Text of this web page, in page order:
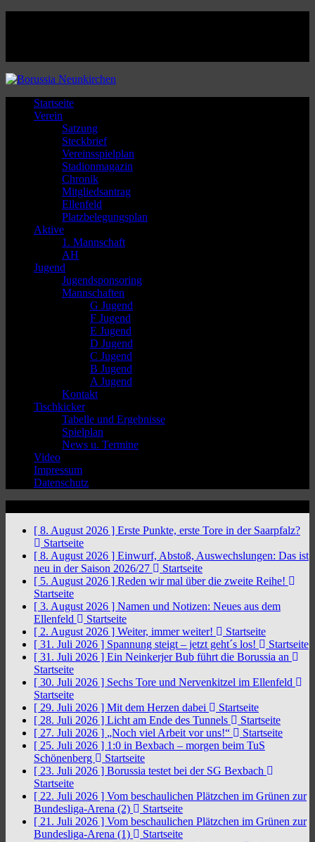
Startseite
Verein
Satzung
Steckbrief
Vereinsspielplan
Stadionmagazin
Chronik
Mitgliedsantrag
Ellenfeld
Platzbelegungsplan
Aktive
1. Mannschaft
AH
Jugend
Jugendsponsoring
Mannschaften
G Jugend
F Jugend
E Jugend
D Jugend
C Jugend
B Jugend
A Jugend
Kontakt
Tischkicker
Tabelle und Ergebnisse
Spielplan
News u. Termine
Video
Impressum
Datenschutz
[ 8. August 2026 ] Erste Punkte, erste Tore in der Saarpfalz?
Startseite
[ 8. August 2026 ] Einwurf, Abstoß, Auswechslungen: Das ist
neu in der Saison 2026/27
Startseite
[ 5. August 2026 ] Reden wir mal über die zweite Reihe!
Startseite
[ 3. August 2026 ] Namen und Notizen: Neues aus dem
Ellenfeld
Startseite
[ 2. August 2026 ] Weiter, immer weiter!
Startseite
[ 31. Juli 2026 ] Spannung steigt – jetzt geht´s los!
Startseite
[ 31. Juli 2026 ] Ein Neinkerjer Bub führt die Borussia an
Startseite
[ 30. Juli 2026 ] Sechs Tore und Nervenkitzel im Ellenfeld
Startseite
[ 29. Juli 2026 ] Mit dem Herzen dabei
Startseite
[ 28. Juli 2026 ] Licht am Ende des Tunnels
Startseite
[ 27. Juli 2026 ] „Noch viel Arbeit vor uns!“
Startseite
[ 25. Juli 2026 ] 1:0 in Bexbach – morgen beim TuS
Schönenberg
Startseite
[ 23. Juli 2026 ] Borussia testet bei der SG Bexbach
Startseite
[ 22. Juli 2026 ] Vom beschaulichen Plätzchen im Grünen zur
Bundesliga-Arena (2)
Startseite
[ 21. Juli 2026 ] Vom beschaulichen Plätzchen im Grünen zur
Bundesliga-Arena (1)
Startseite